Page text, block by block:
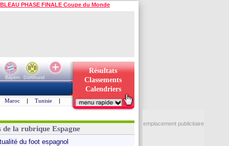
PHASE FINALE Coupe du Monde
Bayern
Dortmund
Résultats
Classements
Calendriers
Maroc | Tunisie |
de la rubrique Espagne
du foot espagnol
emplacement publicitaire